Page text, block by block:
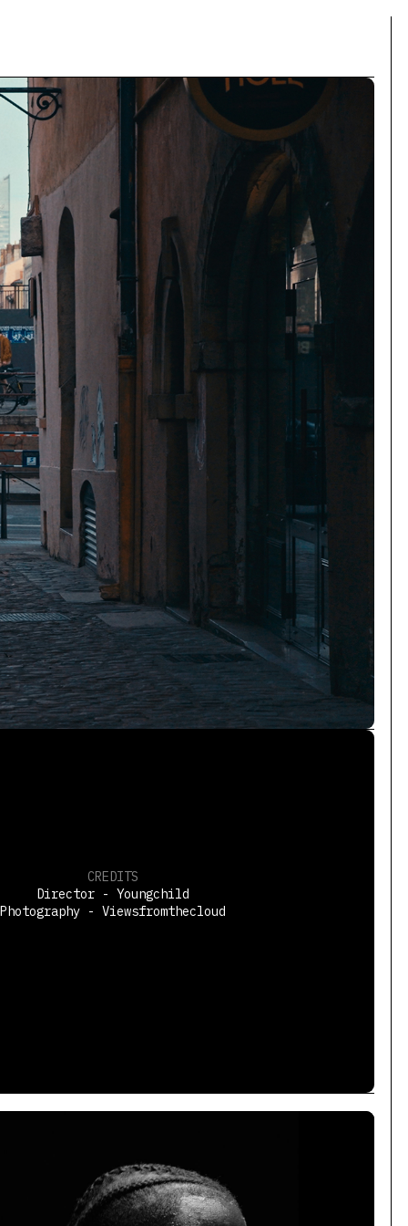
CREDITS
Director - Youngchild
Photography - Viewsfromthecloud